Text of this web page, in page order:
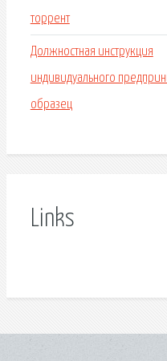
торрент
Должностная инструкция
индивидуального
образец
Links